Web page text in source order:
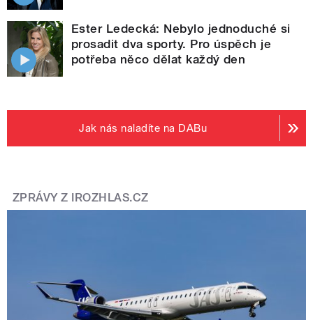
Ester Ledecká: Nebylo jednoduché si
prosadit dva sporty. Pro úspěch je
potřeba něco dělat každý den
Jak nás naladíte na DABu
ZPRÁVY Z IROZHLAS.CZ